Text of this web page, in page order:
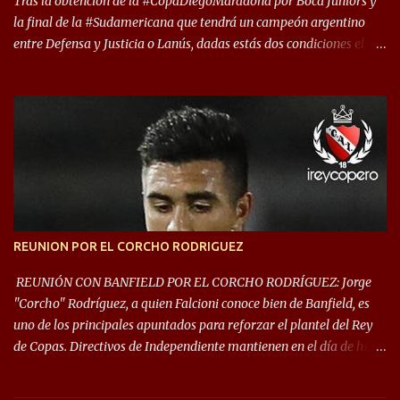
la final de la #Sudamericana que tendrá un campeón argentino
entre Defensa y Justicia o Lanús, dadas estás dos condiciones el
que iniciará en fase de grupos con 6 partidos, de los cuales sólo los
primeros de cada grupo jugarán los 8vos. con los 3ros. mejores de
las fases de grupos de la #CopaLibertadores 2021. ¡Este año hay
noche de Copas Rey! ⚽🇦🇹👑🏆.
REUNION POR EL CORCHO RODRIGUEZ
REUNIÓN CON BANFIELD POR EL CORCHO RODRÍGUEZ: Jorge
"Corcho" Rodríguez, a quien Falcioni conoce bien de Banfield, es
uno de los principales apuntados para reforzar el plantel del Rey
de Copas. Directivos de Independiente mantienen en el día de hoy